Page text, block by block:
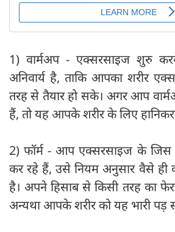
1) वार्मअप - एक्सरसाइज शुरु
अनिवार्य है, ताकि आपका शरीर
तरह से तैयार हो सके। अगर आप
हैं, तो यह आपके शरीर के लिए
2) फॉर्म - आप एक्सरसाइज के जिस
कर रहे हैं, उसे नियम अनुसार वैसे ही
है। अपने हिसाब से किसी तरह का
अन्यथा आपके शरीर को यह भारी पड़